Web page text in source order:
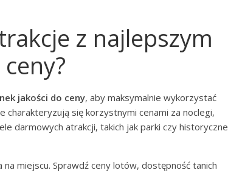
z najlepszym
jakości do ceny, aby maksymalnie wykorzystać
charakteryzują się korzystnymi cenami za noclegi,
darmowych atrakcji, takich jak parki czy historyczne
miejscu. Sprawdź ceny lotów, dostępność tanich